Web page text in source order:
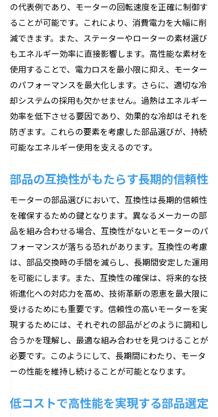
エネルギー効率を高める新技術の登場
環境への配慮が求められる部品開発
革新技術が市場にもたらす影響
初心者必見のモーター部品選びの基本
モーターの基礎知識と部品選びの関係
初心者向けの部品選定ポイント
モーター用途別の部品選定ガイド
部品のメンテナンスと管理の基本
コストと品質のバランスを考慮した選定
プロが教えるモーター部品選定のポイント
プロが選ぶ信頼性の高い部品
長寿命を実現する部品選定法
特定用途における最適な部品の選び方
高度な性能を求めるための選定基準
トラブルを防ぐ部品選定の秘訣
プロが推奨する最新部品の特徴
モーターの寿命を左右する最新部品トレンド
耐久性を高める新素材の採用
メンテナンスフリーを目指す部品開発
環境に配慮した持続可能な部品の選択
寿命を延ばすための予防保全用部品
市場で注目される革新的部品とは
の代表例であり、モーターの回転速度を正確に制御す
ることが可能です。これにより、消費電力を大幅に削
減できます。また、ステーターやローターの素材選び
もエネルギー効率に直接影響します。高性能な素材を
使用することで、電力ロスを最小限に抑え、モーター
のパフォーマンスを最大化します。さらに、適切な冷
却システムの採用も欠かせません。過熱はエネルギー
効率を低下させる要因であり、効果的な冷却はそれを
防ぎます。これらの要素を考慮した部品選びが、持続
可能なエネルギー使用を支えるのです。
部品の互換性がもたらす長期的信頼性
モーターの部品選びにおいて、互換性は長期的信頼性
を確保するための鍵となります。異なるメーカーの部
品を組み合わせる場合、互換性がないとモーターのパ
フォーマンスが落ちる恐れがあります。互換性の考慮
は、部品交換時の手間を減らし、長期間安定した運用
を可能にします。また、互換性の確保は、将来的な技
術進化への対応力を高め、技術革新の恩恵を最大限に
受けるためにも重要です。信頼性の高いモーターを実
現するためには、それぞれの部品がどのように調和し
合うかを理解し、最適な組み合わせを見つけることが
必要です。このようにして、長期間にわたり、モータ
ーの性能を維持し続けることが可能となります。
低コストで高性能を実現する部品選定